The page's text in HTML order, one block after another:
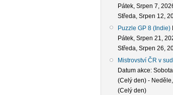
Pátek, Srpen 7,
Středa, Srpen 12,
Puzzle GP 8 (Indie)
Pátek, Srpen 21,
Středa, Srpen 26,
Mistrovství ČR v
Datum akce:
(Celý den) -
(Celý den)